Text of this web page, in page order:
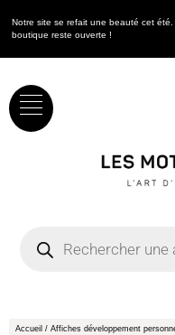
Notre site se refait une beauté cet
boutique reste ouverte !
Accueil / Affiches développement